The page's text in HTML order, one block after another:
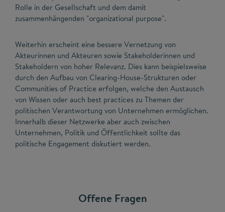
Rolle in der Gesellschaft und dem damit
zusammenhängenden "organizational purpose".
Weiterhin erscheint eine bessere Vernetzung von
Akteurinnen und Akteuren sowie Stakeholderinnen und
Stakeholdern von hoher Relevanz. Dies kann beispielsweise
durch den Aufbau von Clearing-House-Strukturen oder
Communities of Practice erfolgen, welche den Austausch
von Wissen oder auch best practices zu Themen der
politischen Verantwortung von Unternehmen ermöglichen.
Innerhalb dieser Netzwerke aber auch zwischen
Unternehmen, Politik und Öffentlichkeit sollte das
politische Engagement diskutiert werden.
Offene Fragen